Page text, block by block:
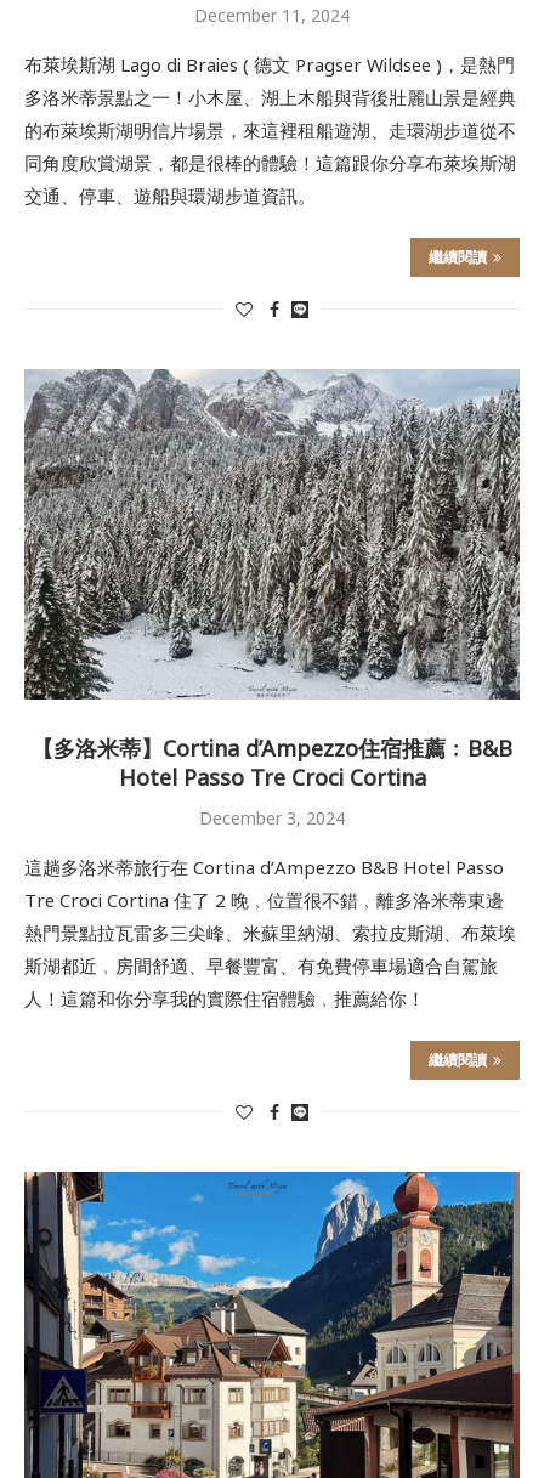
December 11, 2024
布萊埃斯湖 Lago di Braies ( 德文 Pragser Wildsee )，是熱門
多洛米蒂景點之一！小木屋、湖上木船與背後壯麗山景是經典
的布萊埃斯湖明信片場景，來這裡租船遊湖、走環湖步道從不
同角度欣賞湖景，都是很棒的體驗！這篇跟你分享布萊埃斯湖
交通、停車、遊船與環湖步道資訊。
繼續閱讀
【多洛米蒂】Cortina d’Ampezzo住宿推薦﹕B&B
Hotel Passo Tre Croci Cortina
December 3, 2024
這趟多洛米蒂旅行在 Cortina d’Ampezzo B&B Hotel Passo
Tre Croci Cortina 住了 2 晚﹐位置很不錯﹐離多洛米蒂東邊
熱門景點拉瓦雷多三尖峰、米蘇里納湖、索拉皮斯湖、布萊埃
斯湖都近﹐房間舒適、早餐豐富、有免費停車場適合自駕旅
人！這篇和你分享我的實際住宿體驗﹐推薦給你！
繼續閱讀